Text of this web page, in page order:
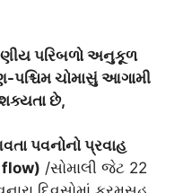
પરિબળો અનુકૂળ
પશ્ચિમ ચોમાસું આગામી
છે,
પવનોનો પ્રવાહ
/સોમાલી જેટ 22